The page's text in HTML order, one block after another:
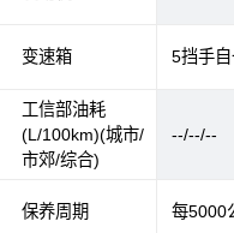
变速箱
工信部油耗
(L/100km)(城市/
市郊/综合)
保养周期
5挡手
--/--/--
每5000